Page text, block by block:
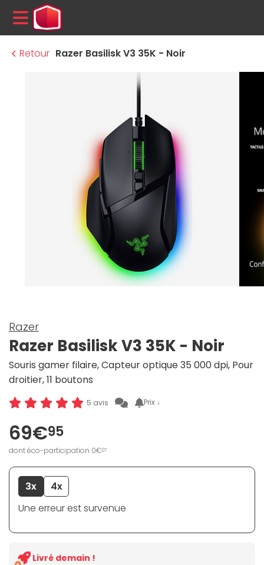
MENU
Retour Razer Basilisk V3 35K - Noir
Razer
Razer Basilisk V3 35K - Noir
Souris gamer filaire, Capteur optique 35 000 dpi, Pour
droitier, 11 boutons
5 avis Prix ↓
69€95
dont éco-participation 0€07
3x
4x
Une erreur est survenue
Livré demain !